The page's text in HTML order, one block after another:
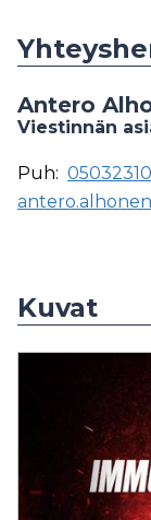
Antero
Viestinnän
Puh:
Kuvat